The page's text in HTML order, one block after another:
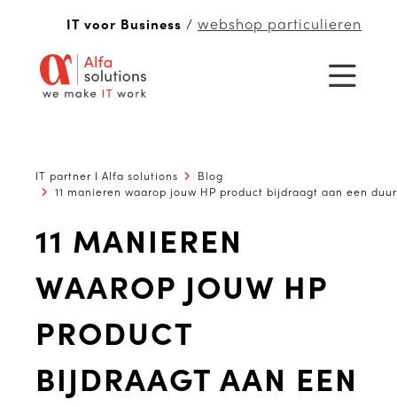
IT voor Business / webshop particulieren
IT partner I Alfa solutions
Blog
11 manieren waarop jouw HP product bijdraagt aan een
11 MANIEREN
WAAROP JOUW HP
PRODUCT
BIJDRAAGT AAN EEN